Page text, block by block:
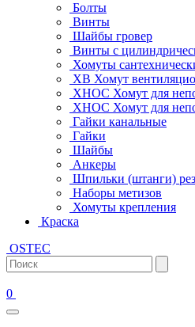
Болты
Винты
Шайбы гровер
Винты с
Хомуты
ХВ Хомут
ХНОС Хомут для
ХНОС Хомут для
Гайки канальные
Гайки
Шайбы
Анкеры
Шпильки (штанги)
Наборы метизов
Хомуты крепления
Краска
OSTEC
0